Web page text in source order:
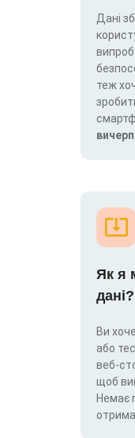
Дані
теж
Як я
дані?
Ви
або
веб-
щоб
Немає